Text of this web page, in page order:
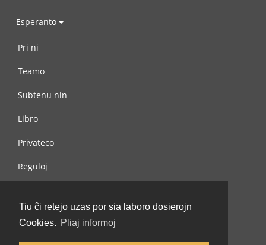
Tiu ĉi retejo uzas por sia laboro dosierojn
Cookies. Pliaj informoj
Esperanto
Pri ni
Teamo
Subtenu nin
Libro
Privateco
Reguloj